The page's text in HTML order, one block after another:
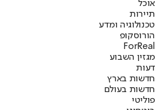
אוכל
תיירות
טכנולוגיה ומדע
הורוסקופ
ForReal
מגזין השבוע
דעות
חדשות בארץ
חדשות בעולם
פוליטי